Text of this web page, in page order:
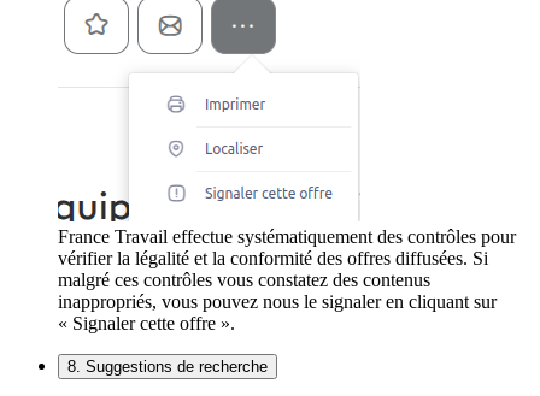
France Travail effectue systématiquement des contrôles pour
vérifier la légalité et la conformité des offres diffusées. Si
malgré ces contrôles vous constatez des contenus
inappropriés, vous pouvez nous le signaler en cliquant sur
« Signaler cette offre ».
8. Suggestions de recherche